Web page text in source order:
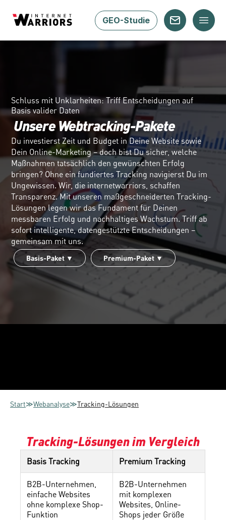
GEO-Studie
Schluss mit Unklarheiten: Triff Entscheidungen auf
Basis valider Daten
Unsere Webtracking-Pakete
Du investierst Zeit und Budget in Deine Website sowie
Dein Online-Marketing – doch bist Du sicher, welche
Maßnahmen tatsächlich den gewünschten Erfolg
bringen? Ohne ein fundiertes Tracking navigierst Du im
Ungewissen. Wir, die internetwarriors, schaffen
Transparenz. Mit unseren maßgeschneiderten Tracking-
Lösungen legen wir das Fundament für Deinen
messbaren Erfolg und nachhaltiges Wachstum. Triff ab
sofort intelligente, datengestützte Entscheidungen –
gemeinsam mit uns.
Basis-Paket ▼ Premium-Paket ▼
Start≫Webanalyse≫Tracking-Lösungen
Tracking-Lösungen im Vergleich
Basis Tracking Premium Tracking
B2B-Unternehmen,
einfache Websites
ohne komplexe Shop-
Funktion
B2B-Unternehmen
mit komplexen
Websites, Online-
Shops jeder Größe